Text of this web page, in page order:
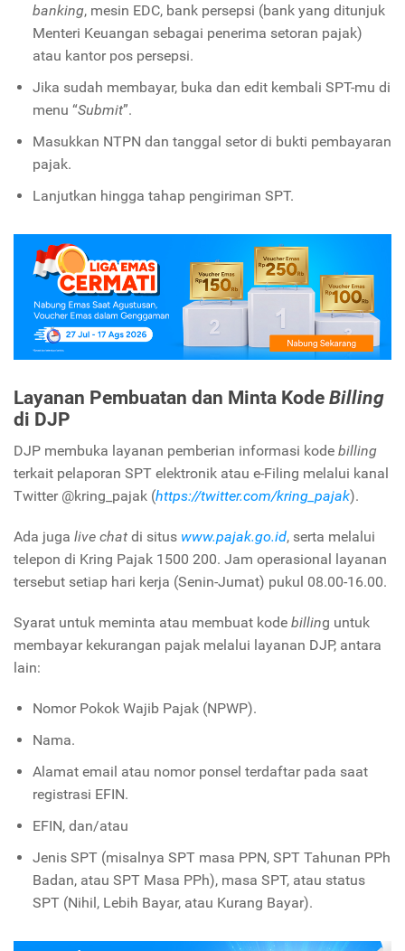
banking, mesin EDC, bank persepsi (bank yang ditunjuk
Menteri Keuangan sebagai penerima setoran pajak)
atau kantor pos persepsi.
Jika sudah membayar, buka dan edit kembali SPT-mu di
menu “Submit”.
Masukkan NTPN dan tanggal setor di bukti pembayaran
pajak.
Lanjutkan hingga tahap pengiriman SPT.
Layanan Pembuatan dan Minta Kode Billing
di DJP
DJP membuka layanan pemberian informasi kode billing
terkait pelaporan SPT elektronik atau e-Filing melalui kanal
Twitter @kring_pajak (https://twitter.com/kring_pajak).
Ada juga live chat di situs www.pajak.go.id, serta melalui
telepon di Kring Pajak 1500 200. Jam operasional layanan
tersebut setiap hari kerja (Senin-Jumat) pukul 08.00-16.00.
Syarat untuk meminta atau membuat kode billing untuk
membayar kekurangan pajak melalui layanan DJP, antara
lain:
Nomor Pokok Wajib Pajak (NPWP).
Nama.
Alamat email atau nomor ponsel terdaftar pada saat
registrasi EFIN.
EFIN, dan/atau
Jenis SPT (misalnya SPT masa PPN, SPT Tahunan PPh
Badan, atau SPT Masa PPh), masa SPT, atau status
SPT (Nihil, Lebih Bayar, atau Kurang Bayar).